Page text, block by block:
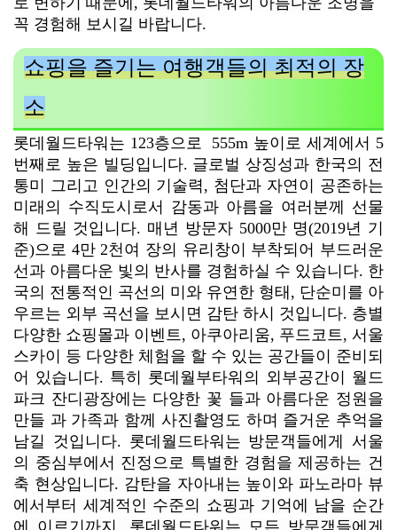
꼭 경험해 보시길 바랍니다.
쇼핑을 즐기는 여행객들의 최적의 장
소
롯데월드타워는 123층으로 555m 높이로 세계에서 5
번째로 높은 빌딩입니다. 글로벌 상징성과 한국의 전
통미 그리고 인간의 기술력, 첨단과 자연이 공존하는
미래의 수직도시로서 감동과 아름을 여러분께 선물
해 드릴 것입니다. 매년 방문자 5000만 명(2019년 기
준)으로 4만 2천여 장의 유리창이 부착되어 부드러운
선과 아름다운 빛의 반사를 경험하실 수 있습니다. 한
국의 전통적인 곡선의 미와 유연한 형태, 단순미를 아
우르는 외부 곡선을 보시면 감탄 하시 것입니다. 층별
다양한 쇼핑몰과 이벤트, 아쿠아리움, 푸드코트, 서울
스카이 등 다양한 체험을 할 수 있는 공간들이 준비되
어 있습니다. 특히 롯데월부타워의 외부공간이 월드
파크 잔디광장에는 다양한 꽃 들과 아름다운 정원을
만들 과 가족과 함께 사진촬영도 하며 즐거운 추억을
남길 것입니다. 롯데월드타워는 방문객들에게 서울
의 중심부에서 진정으로 특별한 경험을 제공하는 건
축 현상입니다. 감탄을 자아내는 높이와 파노라마 뷰
에서부터 세계적인 수준의 쇼핑과 기억에 남을 순간
에 이르기까지, 롯데월드타워는 모든 방문객들에게